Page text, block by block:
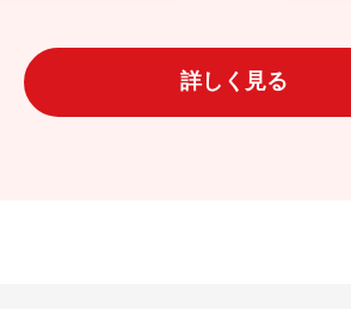
詳しく見る